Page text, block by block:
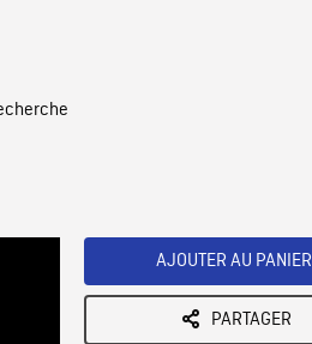
AJOUTER AU PANIER
PARTAGER